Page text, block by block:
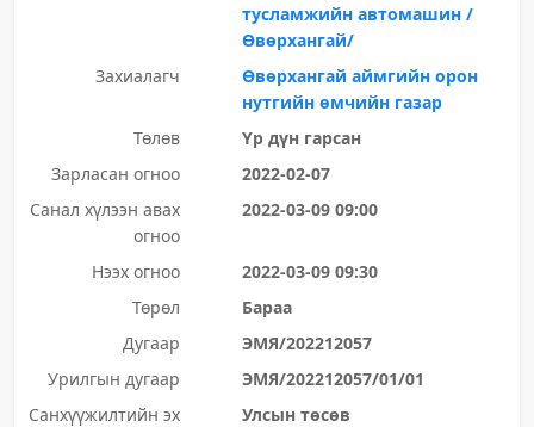
тусламжийн автомашин /
Өвөрхангай/
Захиалагч
Өвөрхангай аймгийн орон
нутгийн өмчийн газар
Төлөв
Үр дүн гарсан
Зарласан огноо
2022-02-07
Санал хүлээн авах
огноо
2022-03-09 09:00
Нээх огноо
2022-03-09 09:30
Төрөл
Бараа
Дугаар
ЭМЯ/202212057
Урилгын дугаар
ЭМЯ/202212057/01/01
Санхүүжилтийн эх
Улсын төсөв